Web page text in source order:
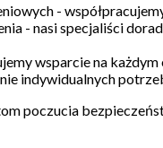
-
- nasi specjaliści
wsparcie na
indywidualnych
poczucia